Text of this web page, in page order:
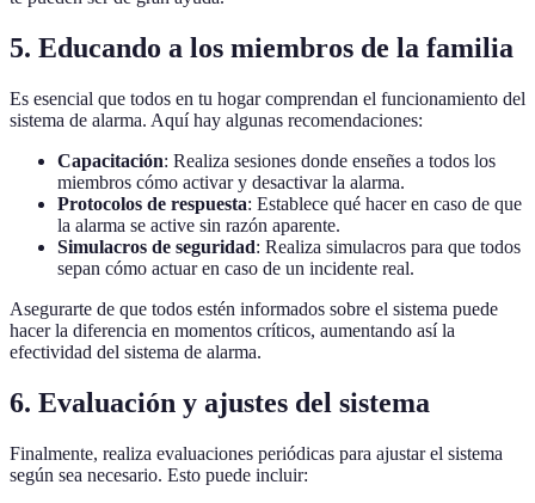
5. Educando a los miembros de la familia
Es esencial que todos en tu hogar comprendan el funcionamiento del
sistema de alarma. Aquí hay algunas recomendaciones:
Capacitación: Realiza sesiones donde enseñes a todos los
miembros cómo activar y desactivar la alarma.
Protocolos de respuesta: Establece qué hacer en caso de que
la alarma se active sin razón aparente.
Simulacros de seguridad: Realiza simulacros para que todos
sepan cómo actuar en caso de un incidente real.
Asegurarte de que todos estén informados sobre el sistema puede
hacer la diferencia en momentos críticos, aumentando así la
efectividad del sistema de alarma.
6. Evaluación y ajustes del sistema
Finalmente, realiza evaluaciones periódicas para ajustar el sistema
según sea necesario. Esto puede incluir: